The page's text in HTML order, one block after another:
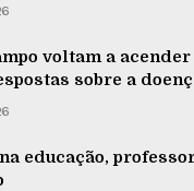
voltam a
sobre a
educação,